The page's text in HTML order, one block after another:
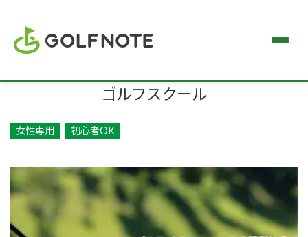
ゴルフスクール
女性専用 初心者OK